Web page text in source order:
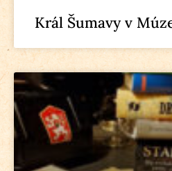
Král Šumavy v